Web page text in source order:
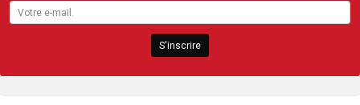
S'inscrire